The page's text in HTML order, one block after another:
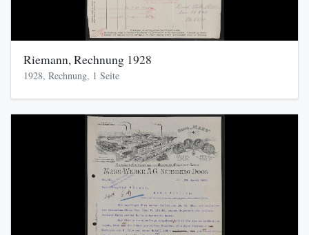
Riemann, Rechnung 1928
1928, Rechnung, 1 Seite